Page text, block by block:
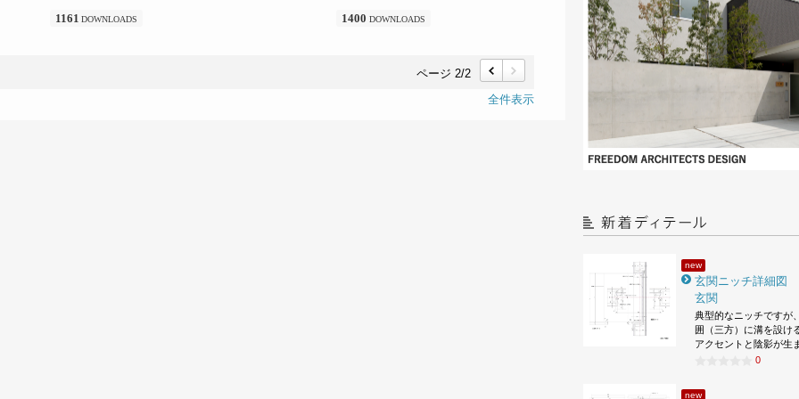
new
玄関ニッチ詳細図
玄関
典型的なニッチですが
囲（三方）に溝を設け
アクセントと陰影が生
0
new
1161 DOWNLOADS 1400 DOWNLOADS
ページ 2/2
前
次
全件表示